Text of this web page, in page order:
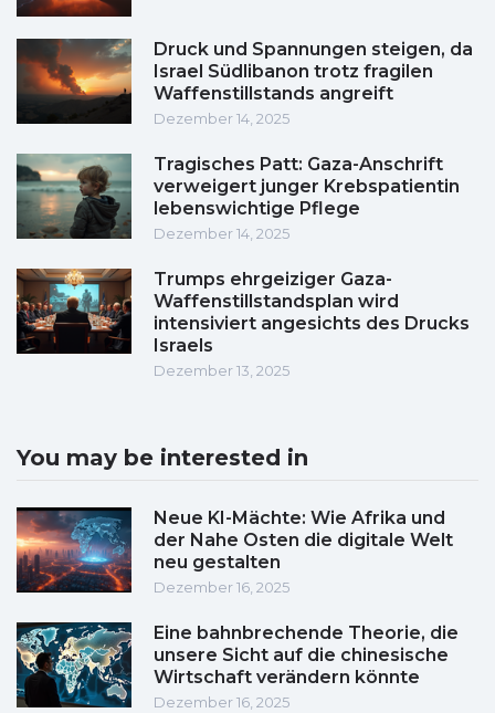
Druck und Spannungen steigen, da
Israel Südlibanon trotz fragilen
Waffenstillstands angreift
Dezember 14, 2025
Tragisches Patt: Gaza-Anschrift
verweigert junger Krebspatientin
lebenswichtige Pflege
Dezember 14, 2025
Trumps ehrgeiziger Gaza-
Waffenstillstandsplan wird
intensiviert angesichts des Drucks
Israels
Dezember 13, 2025
You may be interested in
Neue KI-Mächte: Wie Afrika und
der Nahe Osten die digitale Welt
neu gestalten
Dezember 16, 2025
Eine bahnbrechende Theorie, die
unsere Sicht auf die chinesische
Wirtschaft verändern könnte
Dezember 16, 2025